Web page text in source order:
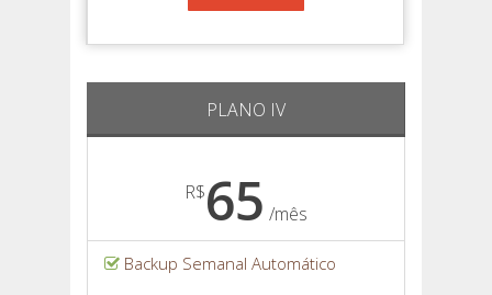
PLANO IV
R$65 /mês
Backup Semanal Automático